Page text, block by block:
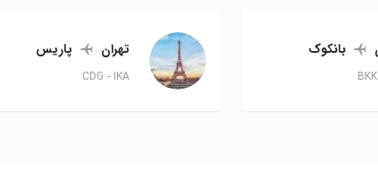
بانکوک
BKK
تهران پاریس
IKA
CDG